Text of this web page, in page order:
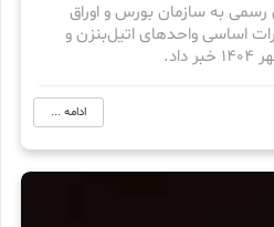
به سازمان بورس و اوراق
۱۰ روزه تعمیرات اساسی واحدهای اتیل‌بنزن و
ادامه ...